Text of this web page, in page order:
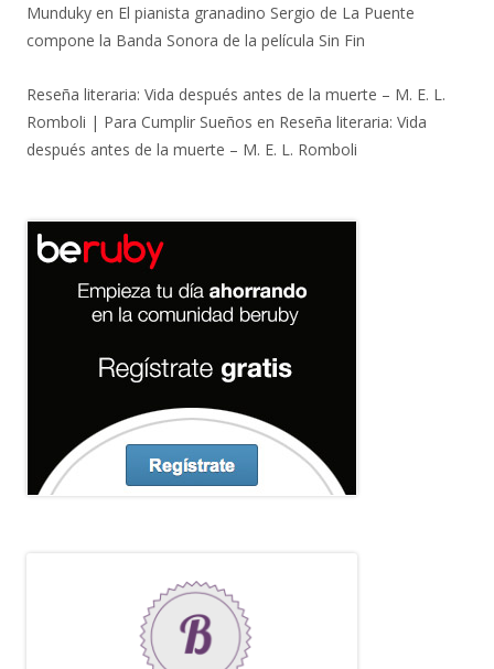
Munduky en El pianista granadino Sergio de La Puente
compone la Banda Sonora de la película Sin Fin
Reseña literaria: Vida después antes de la muerte – M. E. L.
Romboli | Para Cumplir Sueños en Reseña literaria: Vida
después antes de la muerte – M. E. L. Romboli